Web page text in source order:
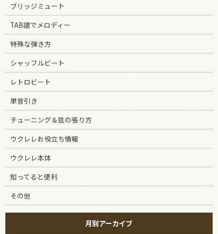
ブリッジミュート
TAB譜でメロディー
特殊な弾き方
シャッフルビート
レトロビート
単音引き
チューニング＆弦の張り方
ウクレレお役立ち情報
ウクレレ本体
知ってると便利
その他
月別アーカイブ